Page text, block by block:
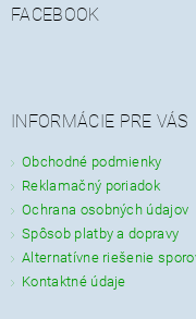
FACEBOOK
INFORMÁCIE PRE VÁS
Obchodné podmienky
Reklamačný poriadok
Ochrana osobných údajov
Spôsob platby a dopravy
Alternatívne riešenie
Kontaktné údaje